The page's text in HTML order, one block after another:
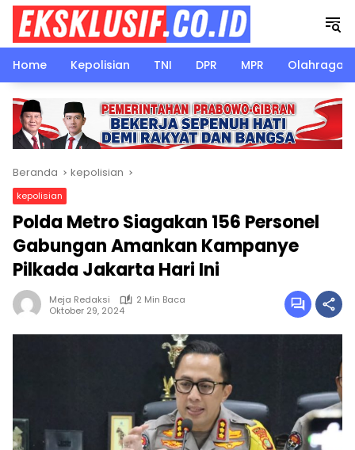
Langsung
konten
Home
Kepolisian TNI DPR MPR Olahraga
Beranda kepolisian
kepolisian
Polda Metro Siagakan 156 Personel
Gabungan Amankan Kampanye
Pilkada Jakarta Hari Ini
Meja Redaksi
2 Min Baca
Oktober 29, 2024